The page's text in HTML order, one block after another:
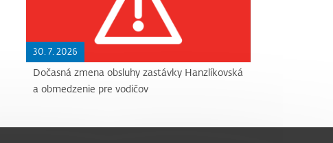
30. 7. 2026
Dočasná zmena obsluhy zastávky Hanzlíkovská
a obmedzenie pre vodičov